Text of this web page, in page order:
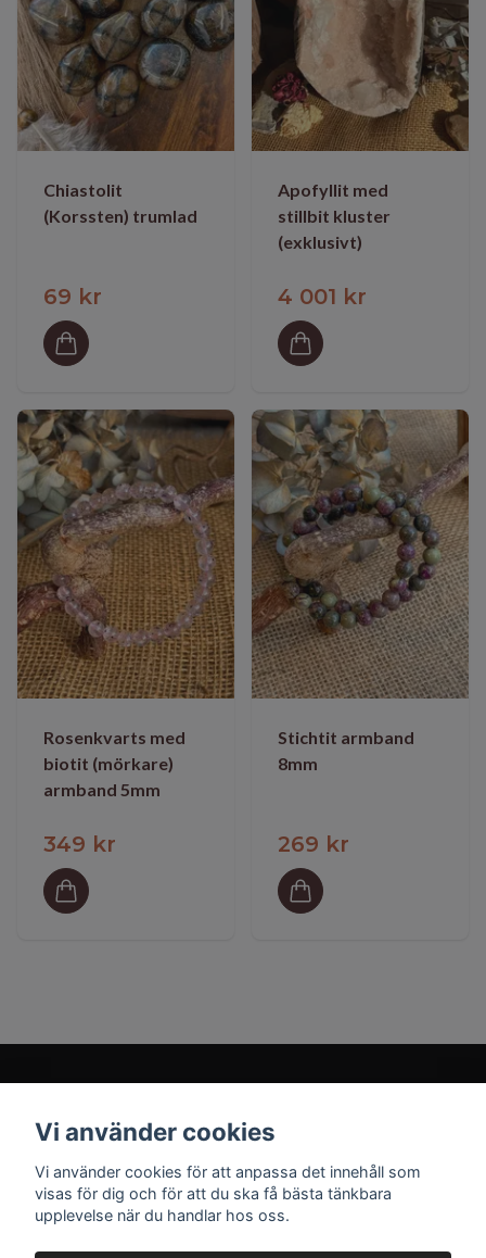
Chiastolit
(Korssten) trumlad
69 kr
Apofyllit med
stillbit kluster
(exklusivt)
4 001 kr
Rosenkvarts med
biotit (mörkare)
armband 5mm
349 kr
Stichtit armband
8mm
269 kr
Vi använder cookies
Vi använder cookies för att anpassa det innehåll som
visas för dig och för att du ska få bästa tänkbara
upplevelse när du handlar hos oss.